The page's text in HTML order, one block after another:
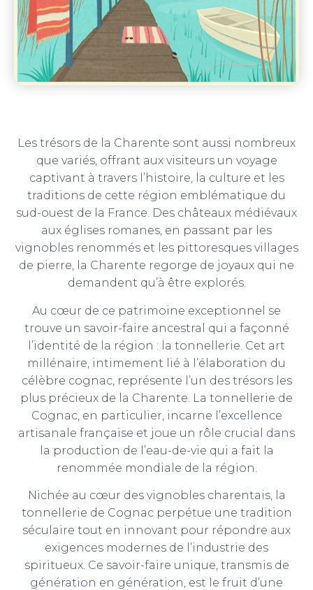
Les trésors de la Charente sont aussi nombreux
que variés, offrant aux visiteurs un voyage
captivant à travers l’histoire, la culture et les
traditions de cette région emblématique du
sud-ouest de la France. Des châteaux médiévaux
aux églises romanes, en passant par les
vignobles renommés et les pittoresques villages
de pierre, la Charente regorge de joyaux qui ne
demandent qu’à être explorés.
Au cœur de ce patrimoine exceptionnel se
trouve un savoir-faire ancestral qui a façonné
l’identité de la région : la tonnellerie. Cet art
millénaire, intimement lié à l’élaboration du
célèbre cognac, représente l’un des trésors les
plus précieux de la Charente. La tonnellerie de
Cognac, en particulier, incarne l’excellence
artisanale française et joue un rôle crucial dans
la production de l’eau-de-vie qui a fait la
renommée mondiale de la région.
Nichée au cœur des vignobles charentais, la
tonnellerie de Cognac perpétue une tradition
séculaire tout en innovant pour répondre aux
exigences modernes de l’industrie des
spiritueux. Ce savoir-faire unique, transmis de
génération en génération, est le fruit d’une